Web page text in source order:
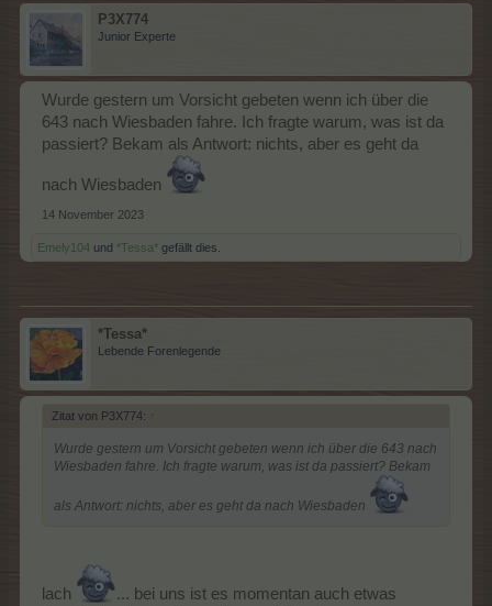
P3X774
Junior Experte
Wurde gestern um Vorsicht gebeten wenn ich über die
643 nach Wiesbaden fahre. Ich fragte warum, was ist da
passiert? Bekam als Antwort: nichts, aber es geht da
nach Wiesbaden
14 November 2023
Emely104 und *Tessa* gefällt dies.
*Tessa*
Lebende Forenlegende
Zitat von P3X774: ↑
Wurde gestern um Vorsicht gebeten wenn ich über die 643 nach
Wiesbaden fahre. Ich fragte warum, was ist da passiert? Bekam
als Antwort: nichts, aber es geht da nach Wiesbaden
lach
... bei uns ist es momentan auch etwas